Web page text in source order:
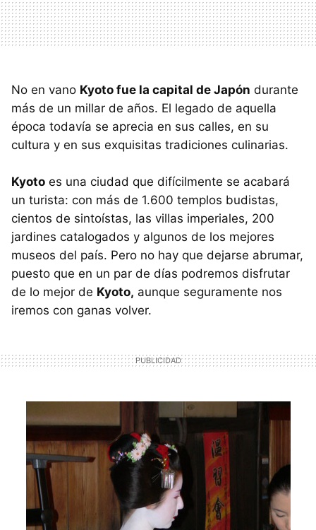
No en vano Kyoto fue la capital de Japón durante
más de un millar de años. El legado de aquella
época todavía se aprecia en sus calles, en su
cultura y en sus exquisitas tradiciones culinarias.
Kyoto es una ciudad que difícilmente se acabará
un turista: con más de 1.600 templos budistas,
cientos de sintoístas, las villas imperiales, 200
jardines catalogados y algunos de los mejores
museos del país. Pero no hay que dejarse abrumar,
puesto que en un par de días podremos disfrutar
de lo mejor de Kyoto, aunque seguramente nos
iremos con ganas volver.